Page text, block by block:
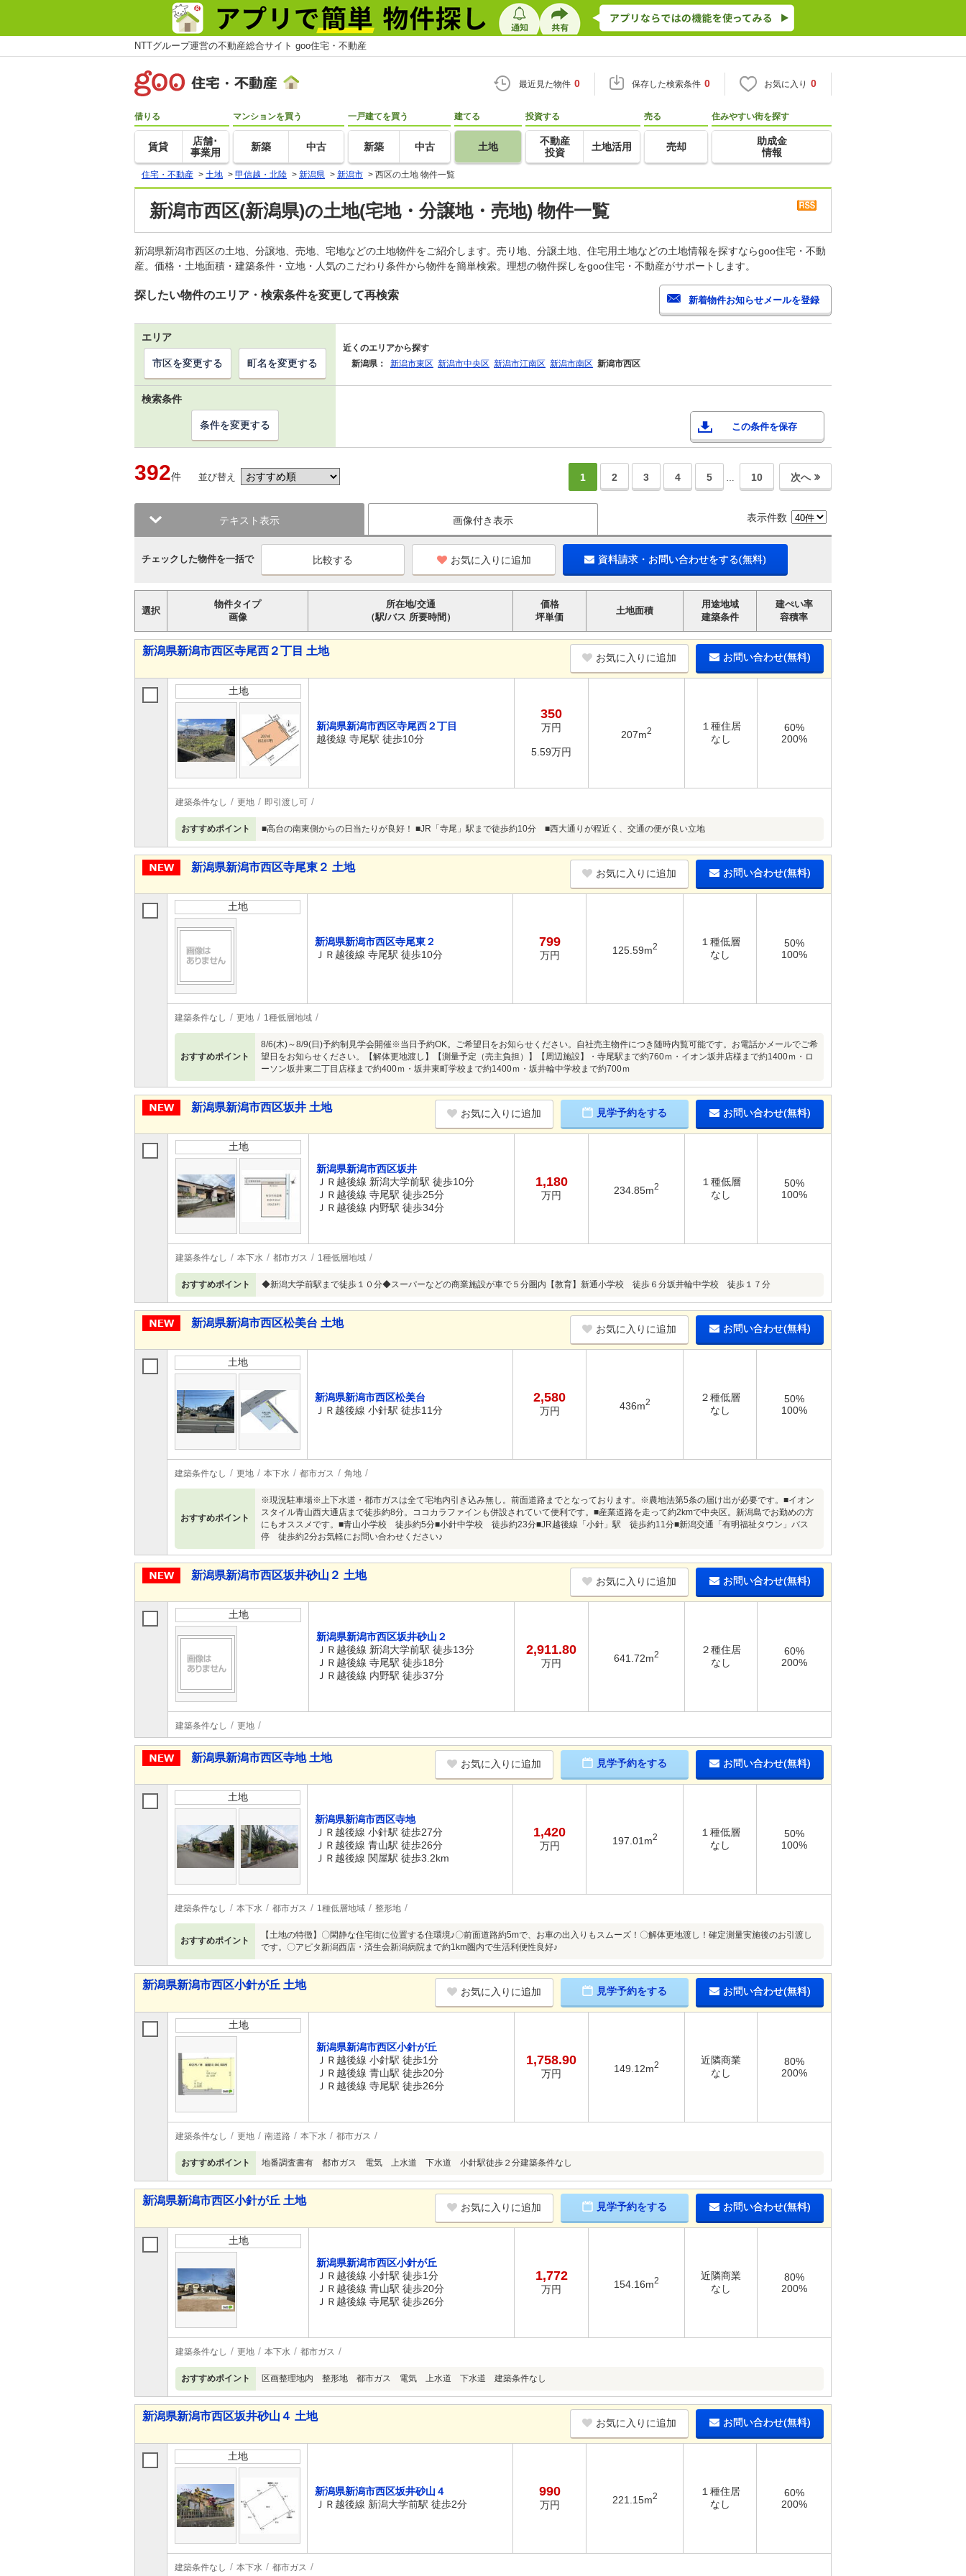
NTTグループ運営の不動産総合サイト goo住宅・不動産
最近見た物件 0 保存した検索条件 0 お気に入り 0
借りる
賃貸
店舗･
事業用
マンションを買う
新築 中古
一戸建てを買う
新築 中古
建てる
土地
投資する
不動産
投資
土地活用
売る
売却
住みやすい街を探す
助成金
情報
住宅・不動産 > 土地 > 甲信越・北陸 > 新潟県 > 新潟市 > 西区の土地 物件一覧
新潟市西区(新潟県)の土地(宅地・分譲地・売地) 物件一覧
新潟県新潟市西区の土地、分譲地、売地、宅地などの土地物件をご紹介します。売り地、分譲土地、住宅用土地などの土地情報を探すならgoo住宅・不動
産。価格・土地面積・建築条件・立地・人気のこだわり条件から物件を簡単検索。理想の物件探しをgoo住宅・不動産がサポートします。
探したい物件のエリア・検索条件を変更して再検索
エリア
近くのエリアから探す
新潟県：
新潟市東区 新潟市中央区 新潟市江南区 新潟市南区 新潟市西区
市区を変更する 町名を変更する
検索条件
この条件を保存
条件を変更する
392件 並び替え 1 2 3 4 5 … 10 次へ
テキスト表示 画像付き表示 表示件数
チェックした物件を一括で お気に入りに追加 資料請求・お問い合わせをする(無料)
選択
物件タイプ
画像
所在地/交通
（駅/バス 所要時間）
価格
坪単価
土地面積
用途地域
建築条件
建ぺい率
容積率
新潟県新潟市西区寺尾西２丁目 土地
お気に入りに追加 お問い合わせ(無料)
土地
新潟県新潟市西区寺尾西２丁目
越後線 寺尾駅 徒歩10分
350
万円
5.59万円
207m2
１種住居
なし
60%
200%
建築条件なし 更地 即引渡し可
おすすめポイント ■高台の南東側からの日当たりが良好！ ■JR「寺尾」駅まで徒歩約10分 ■西大通りが程近く、交通の便が良い立地
新潟県新潟市西区寺尾東２ 土地 お気に入りに追加 お問い合わせ(無料)
土地
新潟県新潟市西区寺尾東２
ＪＲ越後線 寺尾駅 徒歩10分
799
万円 125.59m2
１種低層
なし
50%
100%
建築条件なし 更地 1種低層地域
おすすめポイント
8/6(木)～8/9(日)予約制見学会開催※当日予約OK。ご希望日をお知らせください。自社売主物件につき随時内覧可能です。お電話かメールでご希
望日をお知らせください。【解体更地渡し】【測量予定（売主負担）】【周辺施設】・寺尾駅まで約760ｍ・イオン坂井店様まで約1400ｍ・ロ
ーソン坂井東二丁目店様まで約400ｍ・坂井東町学校まで約1400ｍ・坂井輪中学校まで約700ｍ
新潟県新潟市西区坂井 土地 お気に入りに追加 見学予約をする お問い合わせ(無料)
土地
新潟県新潟市西区坂井
ＪＲ越後線 新潟大学前駅 徒歩10分
ＪＲ越後線 寺尾駅 徒歩25分
ＪＲ越後線 内野駅 徒歩34分
1,180
万円 234.85m2
１種低層
なし
50%
100%
建築条件なし 本下水 都市ガス 1種低層地域
おすすめポイント ◆新潟大学前駅まで徒歩１０分◆スーパーなどの商業施設が車で５分圏内【教育】新通小学校 徒歩６分坂井輪中学校 徒歩１７分
新潟県新潟市西区松美台 土地 お気に入りに追加 お問い合わせ(無料)
土地
新潟県新潟市西区松美台
ＪＲ越後線 小針駅 徒歩11分
2,580
万円 436m2
２種低層
なし
50%
100%
建築条件なし 更地 本下水 都市ガス 角地
おすすめポイント
※現況駐車場※上下水道・都市ガスは全て宅地内引き込み無し。前面道路までとなっております。※農地法第5条の届け出が必要です。■イオン
スタイル青山西大通店まで徒歩約8分。ココカラファインも併設されていて便利です。■産業道路を走って約2kmで中央区。新潟島でお勤めの方
にもオススメです。■青山小学校 徒歩約5分■小針中学校 徒歩約23分■JR越後線「小針」駅 徒歩約11分■新潟交通「有明福祉タウン」バス
停 徒歩約2分お気軽にお問い合わせください♪
新潟県新潟市西区坂井砂山２ 土地 お気に入りに追加 お問い合わせ(無料)
土地
新潟県新潟市西区坂井砂山２
ＪＲ越後線 新潟大学前駅 徒歩13分
ＪＲ越後線 寺尾駅 徒歩18分
ＪＲ越後線 内野駅 徒歩37分
2,911.80
万円 641.72m2
２種住居
なし
60%
200%
建築条件なし 更地
新潟県新潟市西区寺地 土地 お気に入りに追加 見学予約をする お問い合わせ(無料)
土地
新潟県新潟市西区寺地
ＪＲ越後線 小針駅 徒歩27分
ＪＲ越後線 青山駅 徒歩26分
ＪＲ越後線 関屋駅 徒歩3.2km
1,420
万円 197.01m2
１種低層
なし
50%
100%
建築条件なし 本下水 都市ガス 1種低層地域 整形地
おすすめポイント
【土地の特徴】〇閑静な住宅街に位置する住環境♪〇前面道路約5mで、お車の出入りもスムーズ！〇解体更地渡し！確定測量実施後のお引渡し
です。〇アピタ新潟西店・済生会新潟病院まで約1km圏内で生活利便性良好♪
新潟県新潟市西区小針が丘 土地
お気に入りに追加 見学予約をする お問い合わせ(無料)
土地
新潟県新潟市西区小針が丘
ＪＲ越後線 小針駅 徒歩1分
ＪＲ越後線 青山駅 徒歩20分
ＪＲ越後線 寺尾駅 徒歩26分
1,758.90
万円 149.12m2
近隣商業
なし
80%
200%
建築条件なし 更地 南道路 本下水 都市ガス
おすすめポイント 地番調査書有 都市ガス 電気 上水道 下水道 小針駅徒歩２分建築条件なし
新潟県新潟市西区小針が丘 土地
お気に入りに追加 見学予約をする お問い合わせ(無料)
土地
新潟県新潟市西区小針が丘
ＪＲ越後線 小針駅 徒歩1分
ＪＲ越後線 青山駅 徒歩20分
ＪＲ越後線 寺尾駅 徒歩26分
1,772
万円 154.16m2
近隣商業
なし
80%
200%
建築条件なし 更地 本下水 都市ガス
おすすめポイント 区画整理地内 整形地 都市ガス 電気 上水道 下水道 建築条件なし
新潟県新潟市西区坂井砂山４ 土地
お気に入りに追加 お問い合わせ(無料)
土地
新潟県新潟市西区坂井砂山４
ＪＲ越後線 新潟大学前駅 徒歩2分
990
万円 221.15m2
１種住居
なし
60%
200%
建築条件なし 本下水 都市ガス